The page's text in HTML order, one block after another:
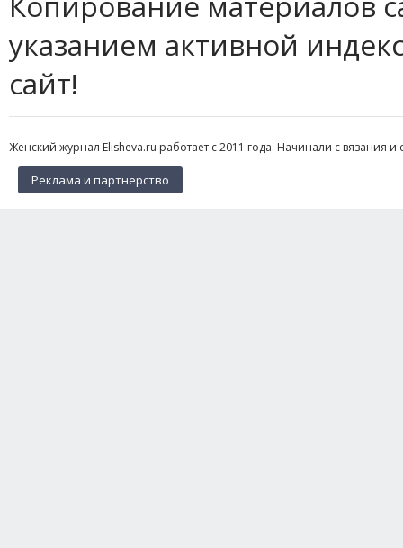
указанием активной
сайт!
Женский журнал Elisheva.ru работает с 2011 года. Начинали с вязания
Реклама и партнерство